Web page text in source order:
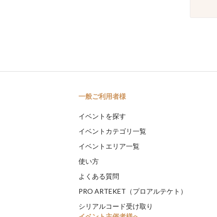
一般ご利用者様
イベントを探す
イベントカテゴリ一覧
イベントエリア一覧
使い方
よくある質問
PRO ARTEKET（プロアルテケト）
シリアルコード受け取り